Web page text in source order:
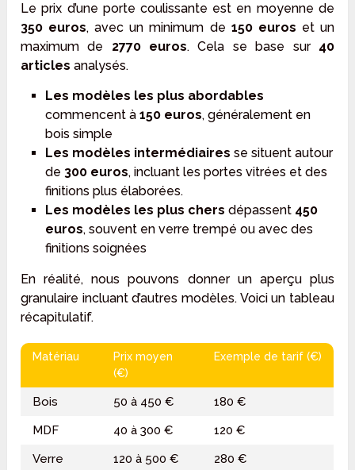
Le prix d’une porte coulissante est en moyenne de
350 euros, avec un minimum de 150 euros et un
maximum de 2770 euros. Cela se base sur 40
articles analysés.
Les modèles les plus abordables
commencent à 150 euros, généralement en
bois simple
Les modèles intermédiaires se situent autour
de 300 euros, incluant les portes vitrées et des
finitions plus élaborées.
Les modèles les plus chers dépassent 450
euros, souvent en verre trempé ou avec des
finitions soignées
En réalité, nous pouvons donner un aperçu plus
granulaire incluant d’autres modèles. Voici un tableau
récapitulatif.
Matériau
Prix moyen
(€)
Exemple de tarif (€)
Bois 50 à 450 €
180 €
MDF
40 à 300 €
120 €
Verre
120 à 500 € 280 €